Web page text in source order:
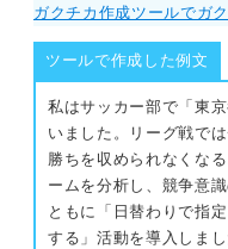
ガクチカ作成ツールでガ
ツールで作成した例文
私はサッカー部で「東
いました。リーグ戦で
勝ちを収められなくな
ームを分析し、競争意
ともに「日替わりで指
する」活動を導入しま